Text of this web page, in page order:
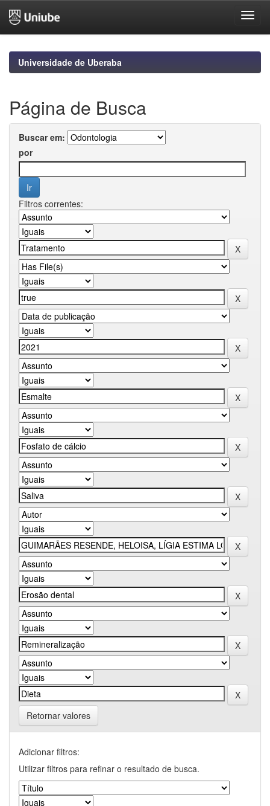
navigationUniversidade de Uberaba
Página de Busca
Buscar em:
por
Filtros correntes:
Retornar valores
Adicionar filtros:
Utilizar filtros para refinar o resultado de busca.